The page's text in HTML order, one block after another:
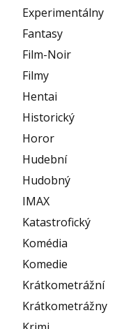
Experimentálny
Fantasy
Film-Noir
Filmy
Hentai
Historický
Horor
Hudební
Hudobný
IMAX
Katastrofický
Komédia
Komedie
Krátkometrážní
Krátkometrážny